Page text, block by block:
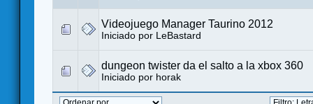
Videojuego Manager Taurino 2012
Iniciado por LeBastard
dungeon twister da el salto a la xbox 360
Iniciado por horak